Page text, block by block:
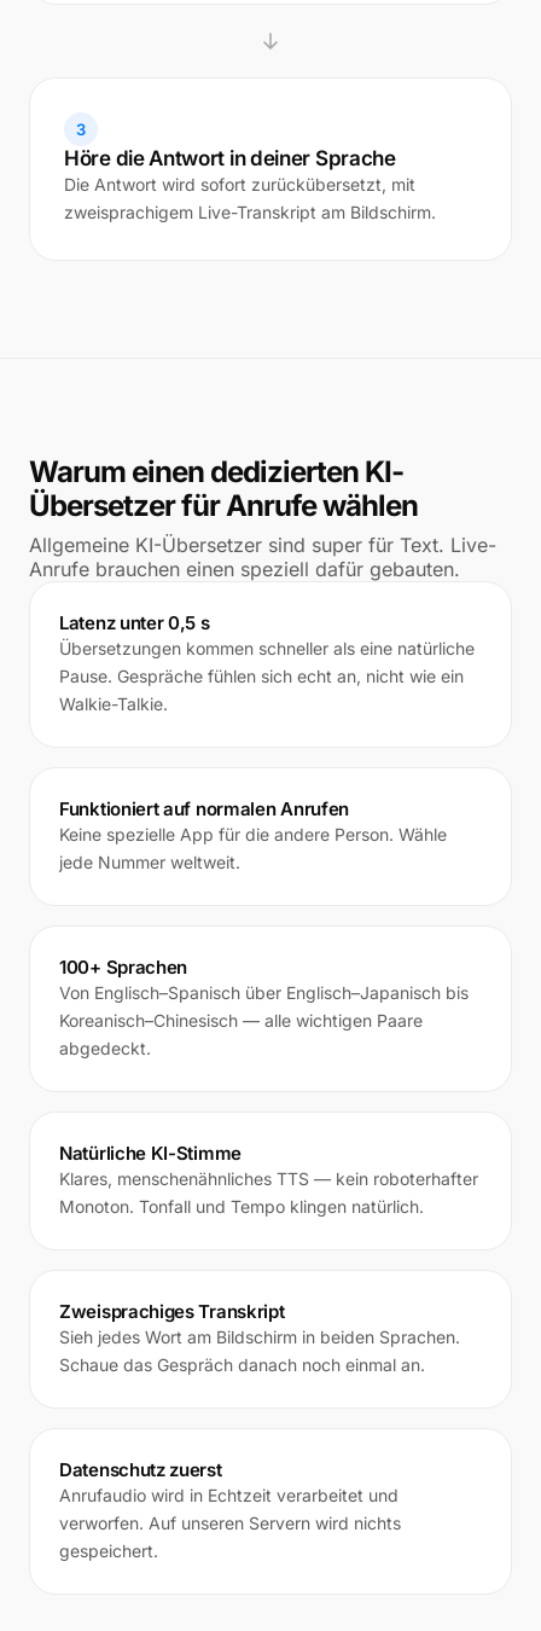
3
Höre die Antwort in deiner Sprache
Die Antwort wird sofort zurückübersetzt, mit
zweisprachigem Live-Transkript am Bildschirm.
Warum einen dedizierten KI-
Übersetzer für Anrufe wählen
Allgemeine KI-Übersetzer sind super für Text. Live-
Anrufe brauchen einen speziell dafür gebauten.
Latenz unter 0,5 s
Übersetzungen kommen schneller als eine natürliche
Pause. Gespräche fühlen sich echt an, nicht wie ein
Walkie-Talkie.
Funktioniert auf normalen Anrufen
Keine spezielle App für die andere Person. Wähle
jede Nummer weltweit.
100+ Sprachen
Von Englisch–Spanisch über Englisch–Japanisch bis
Koreanisch–Chinesisch — alle wichtigen Paare
abgedeckt.
Natürliche KI-Stimme
Klares, menschenähnliches TTS — kein roboterhafter
Monoton. Tonfall und Tempo klingen natürlich.
Zweisprachiges Transkript
Sieh jedes Wort am Bildschirm in beiden Sprachen.
Schaue das Gespräch danach noch einmal an.
Datenschutz zuerst
Anrufaudio wird in Echtzeit verarbeitet und
verworfen. Auf unseren Servern wird nichts
gespeichert.